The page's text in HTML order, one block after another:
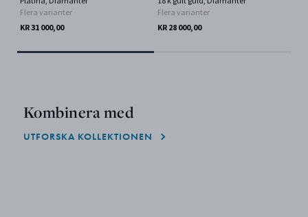
Flera varianter
KR 31 000,00
Flera varianter
KR 28 000,00
Kombinera med
UTFORSKA KOLLEKTIONEN